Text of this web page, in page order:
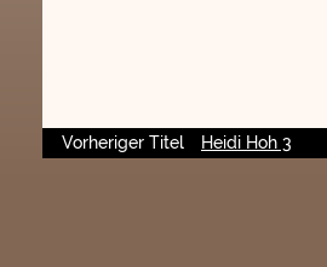
Vorheriger Titel Heidi Hoh 3